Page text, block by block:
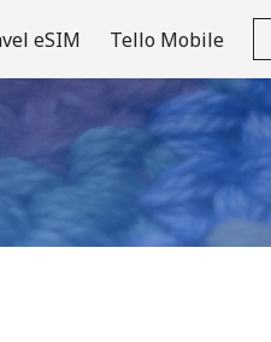
eSIM Tello Mobile